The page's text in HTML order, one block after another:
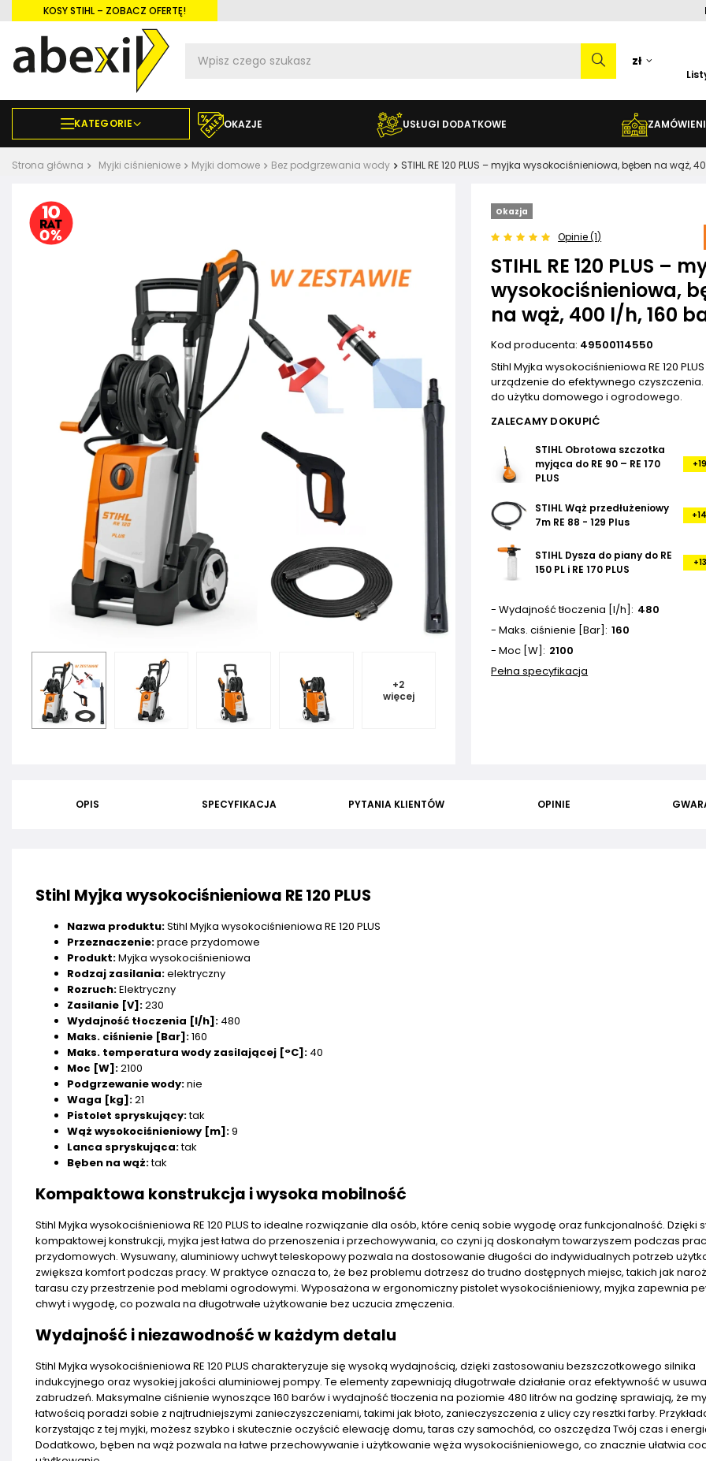
KOSY STIHL – ZOBACZ OFERTĘ!
zł
KATEGORIE OKAZJE USŁUGI DODATKOWE
Strona główna Myjki ciśnieniowe Myjki domowe Bez podgrzewania wody STIHL RE 120 PLUS – myjka wysokociśnieniowa, bęben na wąż,
+2
więcej
Okazja
Opinie (1)
STIHL RE 120 PLUS –
wysokociśnieniowa,
na wąż, 400 l/h, 160
Kod producenta: 49500114550
Stihl Myjka wysokociśnieniowa RE 120
urządzenie do efektywnego
do użytku domowego i ogrodowego.
ZALECAMY DOKUPIĆ
STIHL Obrotowa szczotka
myjąca do RE 90 – RE 170
PLUS
STIHL Wąż przedłużeniowy
7m RE 88 - 129 Plus
STIHL Dysza do piany do RE
150 PL i RE 170 PLUS
- Wydajność tłoczenia [l/h]
480
- Maks. ciśnienie [Bar]
160
- Moc [W]
2100
Pełna specyfikacja
OPIS SPECYFIKACJA PYTANIA KLIENTÓW OPINIE
Stihl Myjka wysokociśnieniowa RE 120 PLUS
Nazwa produktu:Stihl Myjka wysokociśnieniowa RE 120 PLUS
Przeznaczenie:prace przydomowe
Produkt:Myjka wysokociśnieniowa
Rodzaj zasilania:elektryczny
Rozruch:Elektryczny
Zasilanie [V]:230
Wydajność tłoczenia [l/h]: 480
Maks. ciśnienie [Bar]:160
Maks. temperatura wody zasilającej [°C]: 40
Moc [W]:2100
Podgrzewanie wody:nie
Waga [kg]:21
Pistolet spryskujący:tak
Wąż wysokociśnieniowy [m]:9
Lanca spryskująca:tak
Bęben na wąż:tak
Kompaktowa konstrukcja i wysoka mobilność
Stihl Myjka wysokociśnieniowa RE 120 PLUS to idealne rozwiązanie dla osób, które cenią sobie wygodę oraz funkcjonalność. Dzięki
kompaktowej konstrukcji, myjka jest łatwa do przenoszenia i przechowywania, co czyni ją doskonałym towarzyszem podczas prac
przydomowych. Wysuwany, aluminiowy uchwyt teleskopowy pozwala na dostosowanie długości do indywidualnych potrzeb
zwiększa komfort podczas pracy. W praktyce oznacza to, że bez problemu dotrzesz do trudno dostępnych miejsc, takich jak
tarasu czy przestrzenie pod meblami ogrodowymi. Wyposażona w ergonomiczny pistolet wysokociśnieniowy, myjka zapewnia
chwyt i wygodę, co pozwala na długotrwałe użytkowanie bez uczucia zmęczenia.
Wydajność i niezawodność w każdym detalu
Stihl Myjka wysokociśnieniowa RE 120 PLUS charakteryzuje się wysoką wydajnością, dzięki zastosowaniu bezszczotkowego silnika
indukcyjnego oraz wysokiej jakości aluminiowej pompy. Te elementy zapewniają długotrwałe działanie oraz efektywność w
zabrudzeń. Maksymalne ciśnienie wynoszące 160 barów i wydajność tłoczenia na poziomie 480 litrów na godzinę sprawiają, że
łatwością poradzi sobie z najtrudniejszymi zanieczyszczeniami, takimi jak błoto, zanieczyszczenia z ulicy czy resztki farby.
korzystając z tej myjki, możesz szybko i skutecznie oczyścić elewację domu, taras czy samochód, co oszczędza Twój czas i
Dodatkowo, bęben na wąż pozwala na łatwe przechowywanie i użytkowanie węża wysokociśnieniowego, co znacznie ułatwia